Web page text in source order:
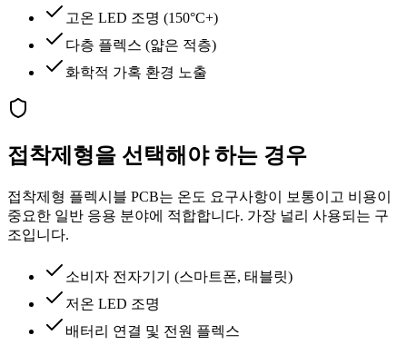
고온 LED 조명 (150°C+)
다층 플렉스 (얇은 적층)
화학적 가혹 환경 노출
접착제형을 선택해야 하는 경우
접착제형 플렉시블 PCB는 온도 요구사항이 보통이고 비용이
중요한 일반 응용 분야에 적합합니다. 가장 널리 사용되는 구
조입니다.
소비자 전자기기 (스마트폰, 태블릿)
저온 LED 조명
배터리 연결 및 전원 플렉스